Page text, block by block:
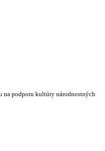
na podporu kultúry národnostných